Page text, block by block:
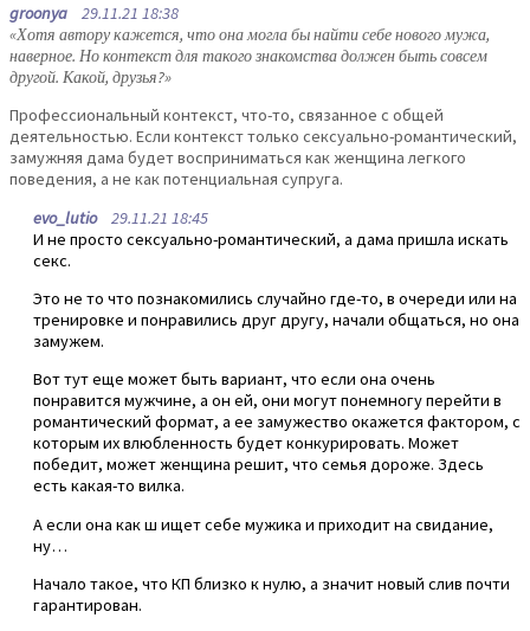
groonya 29.11.21 18:38
«Хотя автору кажется, что она могла бы найти себе нового мужа,
наверное. Но контекст для такого знакомства должен быть совсем
другой. Какой, друзья?»
Профессиональный контекст, что-то, связанное с общей
деятельностью. Если контекст только сексуально-романтический,
замужняя дама будет восприниматься как женщина легкого
поведения, а не как потенциальная супруга.
evo_lutio29.11.21 18:45
И не просто сексуально-романтический, а дама пришла искать
секс.
Это не то что познакомились случайно где-то, в очереди или на
тренировке и понравились друг другу, начали общаться, но она
замужем.
Вот тут еще может быть вариант, что если она очень
понравится мужчине, а он ей, они могут понемногу перейти в
романтический формат, а ее замужество окажется фактором, с
которым их влюбленность будет конкурировать. Может
победит, может женщина решит, что семья дороже. Здесь
есть какая-то вилка.
А если она как ш ищет себе мужика и приходит на свидание,
ну…
Начало такое, что КП близко к нулю, а значит новый слив почти
гарантирован.